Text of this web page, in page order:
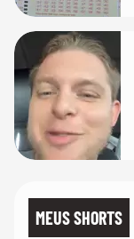
MEUS SHORTS